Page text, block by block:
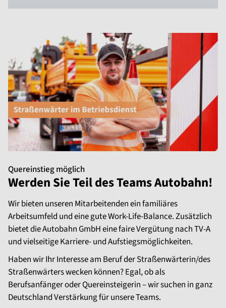
Quereinstieg möglich
Werden Sie Teil des Teams Autobahn!
Wir bieten unseren Mitarbeitenden ein familiäres
Arbeitsumfeld und eine gute Work-Life-Balance. Zusätzlich
bietet die Autobahn GmbH eine faire Vergütung nach TV-A
und vielseitige Karriere- und Aufstiegsmöglichkeiten.
Haben wir Ihr Interesse am Beruf der Straßenwärterin/des
Straßenwärters wecken können? Egal, ob als
Berufsanfänger oder Quereinsteigerin – wir suchen in ganz
Deutschland Verstärkung für unsere Teams.